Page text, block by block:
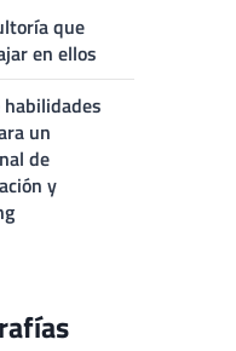
que
en ellos
habilidades
un
de
y